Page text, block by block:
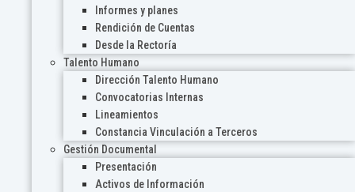
Informes y planes
Rendición de Cuentas
Desde la Rectoría
Talento Humano
Dirección Talento Humano
Convocatorias Internas
Lineamientos
Constancia Vinculación a Terceros
Gestión Documental
Presentación
Activos de Información